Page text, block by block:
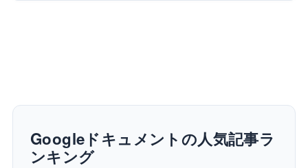
Googleドキュメントの人気記事ラ
ンキング